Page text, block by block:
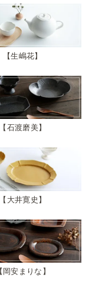
生嶋花
石渡磨美
大井寛史
岡安まりな